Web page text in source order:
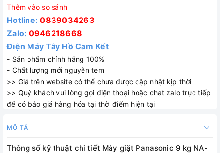
Thêm vào so sánh
Hotline:0839034263
Zalo: 0946218668
Điện Máy Tây Hồ Cam Kết
- Sản phẩm chính hãng 100%
- Chất lượng mới nguyên tem
>> Giá trên website có thể chưa được cập nhật kịp thời
>> Quý khách vui lòng gọi điện thoại hoặc chat zalo trực tiếp
để có báo giá hàng hóa tại thời điểm hiện tại
MÔ TẢ
Thông số kỹ thuật chi tiết Máy giặt Panasonic 9 kg NA-